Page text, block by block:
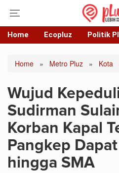
Home Ecopluz Politik
Home » Metro Pluz » Kota
Wujud
Sudirman
Korban Kapal
Pangkep
hingga SMA